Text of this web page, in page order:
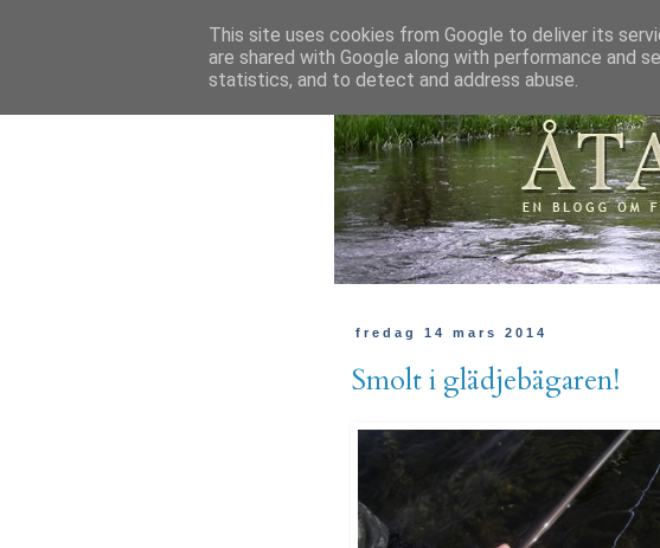
fredag 14 mars 2014
Smolt i glädjebägaren!
This site uses cookies from Google to deliver its
are shared with Google along with performance and
statistics, and to detect and address abuse.